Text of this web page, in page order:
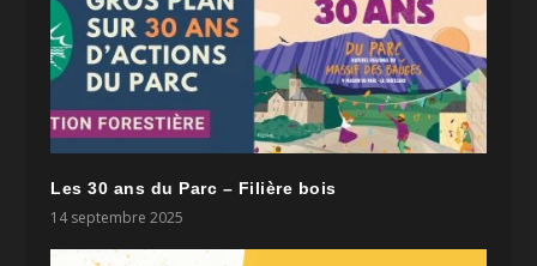
Les 30 ans du Parc – Filière bois
14 septembre 2025